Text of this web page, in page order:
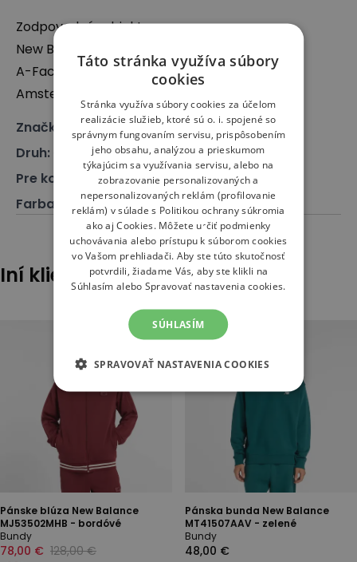
Zodpovedný subjekt:
New Balance Europe BV
A-Factorij, Pilotenstraat 35 – 45, 1059 CH
Amsterdam, The Netherlands
Značka
New Balance
Druh:
Odev, Bunda
Pre koho
Pre neho
Farba
Béžová
Iní klienti tiež pozerali
Pánske blúza New Balance
MJ53502MHB - bordóvé
Bundy
78,00 € 128,00 €
Pánska bunda New Balance
MT41507AAV - zelené
Bundy
48,00 €
Táto stránka využíva súbory
cookies
Stránka využíva súbory cookies za účelom
realizácie služieb, ktoré sú o. i. spojené so
správnym fungovaním servisu, prispôsobením
jeho obsahu, analýzou a prieskumom
týkajúcim sa využívania servisu, alebo na
zobrazovanie personalizovaných a
nepersonalizovaných reklám (profilovanie
reklám) v súlade s Politikou ochrany súkromia
ako ajCookies. Môžete určiť podmienky
uchovávania alebo prístupu k súborom cookies
vo Vašom prehliadači. Aby ste túto skutočnosť
potvrdili, žiadame Vás, aby ste klikli na
Súhlasím alebo Spravovať nastavenia cookies.
SÚHLASÍM
SPRAVOVAŤ NASTAVENIA COOKIES